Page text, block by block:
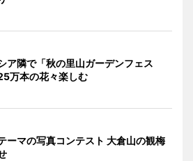
ア隣で「秋の里山ガーデンフェス
万本の花々楽しむ
ーマの写真コンテスト 大倉山の観梅